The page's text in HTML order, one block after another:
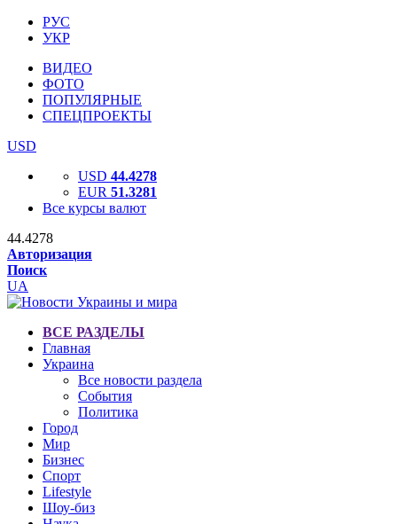
РУС
УКР
ВИДЕО
ФОТО
ПОПУЛЯРНЫЕ
СПЕЦПРОЕКТЫ
USD
USD 44.4278
EUR 51.3281
Все курсы валют
44.4278
Авторизация
Поиск
UA
ВСЕ РАЗДЕЛЫ
Главная
Украина
Все новости раздела
События
Политика
Город
Мир
Бизнес
Спорт
Lifestyle
Шоу-биз